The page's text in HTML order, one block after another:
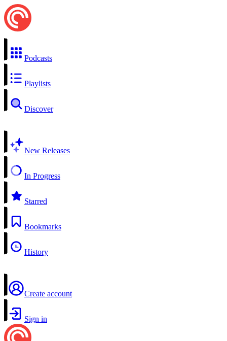
Podcasts
Playlists
Discover
New Releases
In Progress
Starred
Bookmarks
History
Create account
Sign in